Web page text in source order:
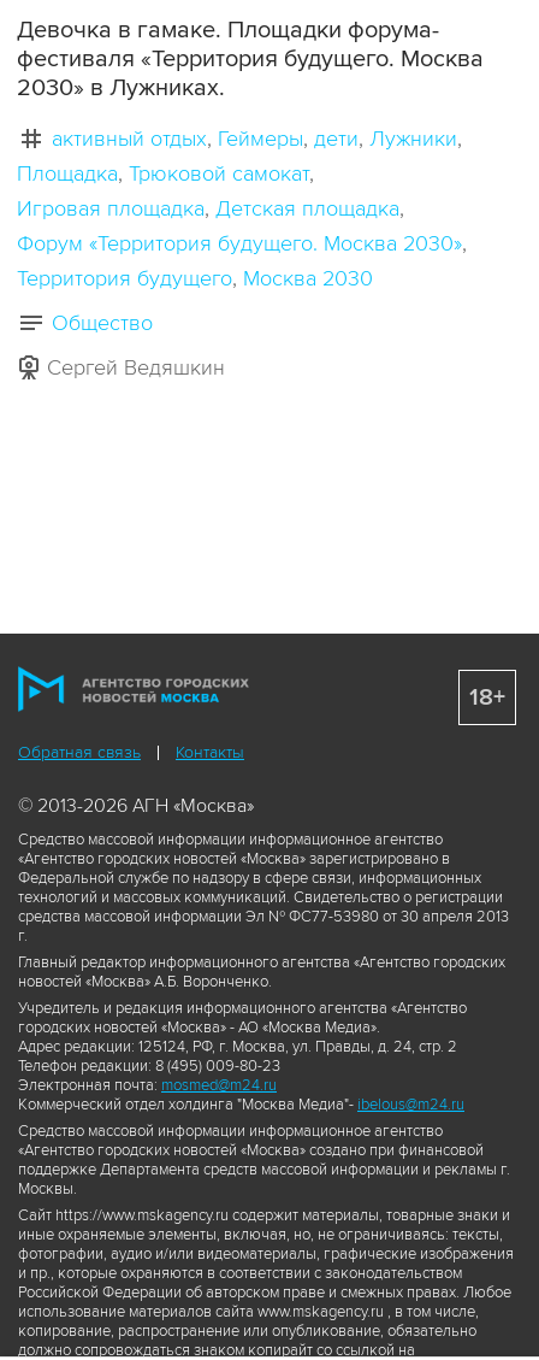
Девочка в гамаке. Площадки форума-
фестиваля «Территория будущего. Москва
2030» в Лужниках.
активный отдых Геймеры дети Лужники
Площадка Трюковой самокат
Игровая площадка Детская площадка
Форум «Территория будущего. Москва 2030»
Территория будущего Москва 2030
Общество
Сергей Ведяшкин
Обратная связь Контакты
© 2013-2026 АГН «Москва»
Средство массовой информации информационное агентство
«Агентство городских новостей «Москва» зарегистрировано в
Федеральной службе по надзору в сфере связи, информационных
технологий и массовых коммуникаций. Свидетельство о регистрации
средства массовой информации Эл № ФС77-53980 от 30 апреля 2013
г.
Главный редактор информационного агентства «Агентство городских
новостей «Москва» А.Б. Воронченко.
Учредитель и редакция информационного агентства «Агентство
городских новостей «Москва» - АО «Москва Медиа».
Адрес редакции: 125124, РФ, г. Москва, ул. Правды, д. 24, стр. 2
Телефон редакции: 8 (495) 009-80-23
Электронная почта: mosmed@m24.ru
Коммерческий отдел холдинга "Москва Медиа"- ibelous@m24.ru
Средство массовой информации информационное агентство
«Агентство городских новостей «Москва» создано при финансовой
поддержке Департамента средств массовой информации и рекламы г.
Москвы.
Сайт https://www.mskagency.ru содержит материалы, товарные знаки и
иные охраняемые элементы, включая, но, не ограничиваясь: тексты,
фотографии, аудио и/или видеоматериалы, графические изображения
и пр., которые охраняются в соответствии с законодательством
Российской Федерации об авторском праве и смежных правах. Любое
использование материалов сайта www.mskagency.ru , в том числе,
копирование, распространение или опубликование, обязательно
должно сопровождаться знаком копирайт со ссылкой на
18+